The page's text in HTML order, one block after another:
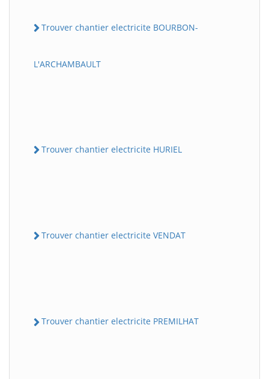
Trouver chantier electricite BOURBON-
L'ARCHAMBAULT
Trouver chantier electricite HURIEL
Trouver chantier electricite VENDAT
Trouver chantier electricite PREMILHAT